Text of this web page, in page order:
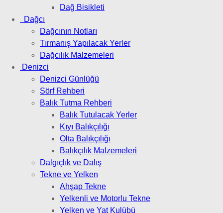
Dağ Bisikleti
Dağcı
Dağcının Notları
Tırmanış Yapılacak Yerler
Dağcılık Malzemeleri
Denizci
Denizci Günlüğü
Sörf Rehberi
Balık Tutma Rehberi
Balık Tutulacak Yerler
Kıyı Balıkçılığı
Olta Balıkçılığı
Balıkçılık Malzemeleri
Dalgıçlık ve Dalış
Tekne ve Yelken
Ahşap Tekne
Yelkenli ve Motorlu Tekne
Yelken ve Yat Kulübü